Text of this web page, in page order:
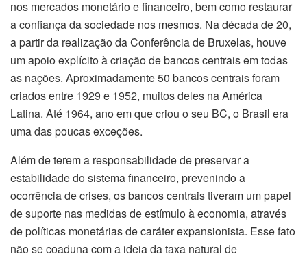
nos mercados monetário e financeiro, bem como restaurar
a confiança da sociedade nos mesmos. Na década de 20,
a partir da realização da Conferência de Bruxelas, houve
um apoio explícito à criação de bancos centrais em todas
as nações. Aproximadamente 50 bancos centrais foram
criados entre 1929 e 1952, muitos deles na América
Latina. Até 1964, ano em que criou o seu BC, o Brasil era
uma das poucas exceções.
Além de terem a responsabilidade de preservar a
estabilidade do sistema financeiro, prevenindo a
ocorrência de crises, os bancos centrais tiveram um papel
de suporte nas medidas de estímulo à economia, através
de políticas monetárias de caráter expansionista. Esse fato
não se coaduna com a ideia da taxa natural de